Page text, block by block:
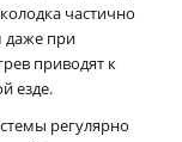
частично
даже при
приводят к
езде.
регулярно